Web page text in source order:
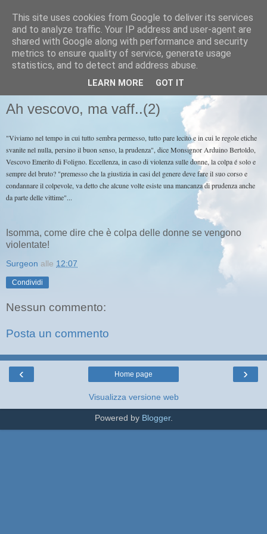
Pastafariani
Pastafariani di tutto il Papato, unitevi!
Ah vescovo, ma vaff..(2)
"Viviamo nel tempo in cui tutto sembra permesso, tutto pare lecito e in cui le regole etiche
svanite nel nulla, persino il buon senso, la prudenza", dice Monsignor Arduino Bertoldo,
Vescovo Emerito di Foligno. Eccellenza, in caso di violenza sulle donne, la colpa é solo e
sempre del bruto? "premesso che la giustizia in casi del genere deve fare il suo corso e
condannare il colpevole, va detto che alcune volte esiste una mancanza di prudenza anche
da parte delle vittime"...
Isomma, come dire che è colpa delle donne se vengono
violentate!
Surgeon alle 12:07
Condividi
Nessun commento:
Posta un commento
‹ ›
Home page
Visualizza versione web
Powered by Blogger.
This site uses cookies from Google to deliver its services
and to analyze traffic. Your IP address and user-agent are
shared with Google along with performance and security
metrics to ensure quality of service, generate usage
statistics, and to detect and address abuse.
LEARN MORE GOT IT